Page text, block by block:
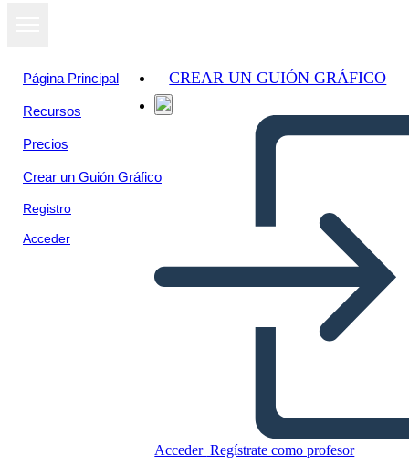
Página Principal
Recursos
Precios
Crear un Guión Gráfico
Registro
Acceder
CREAR UN GUIÓN GRÁFICO
Acceder Regístrate como profesor
Copie este guión gráfico
CREAR UN GUIÓN GRÁFICO